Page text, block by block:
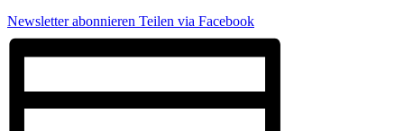
Newsletter abonnieren Teilen via Facebook